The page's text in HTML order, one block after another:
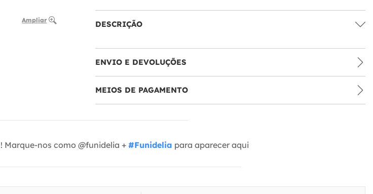
Ampliar DESCRIÇÃO
ENVIO E DEVOLUÇÕES
MEIOS DE PAGAMENTO
! Marque-nos como @funidelia + #Funidelia para aparecer aqui